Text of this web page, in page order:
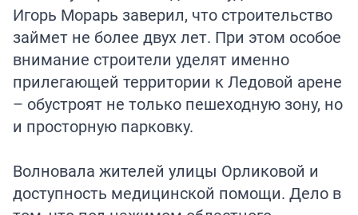
Игорь Морарь заверил, что строительство
займет не более двух лет. При этом особое
внимание строители уделят именно
прилегающей территории к Ледовой арене
– обустроят не только пешеходную зону, но
и просторную парковку.
Волновала жителей улицы Орликовой и
доступность медицинской помощи. Дело в